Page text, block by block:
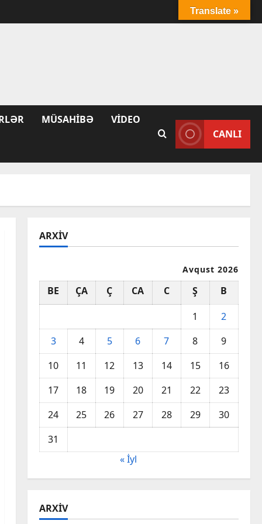
MÜSAHIBƏ VIDEO
CANLI
ARXIV
Avqust 2026
BE ÇA Ç CA C Ş
B
1
2
3
4 5 6 7 8
9
10
11 12 13 14 15
16
17
18 19 20 21 22
23
24
25 26 27 28 29
30
31
« İyl
ARXIV
Translate »